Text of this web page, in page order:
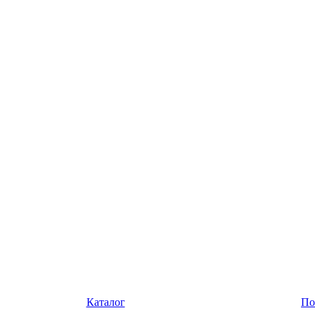
Каталог